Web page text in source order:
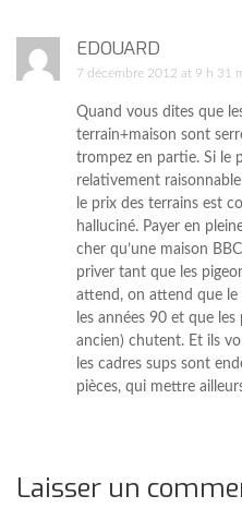
EDOUARD
7 décembre 2012 at 9 h 31
Quand vous dites que
terrain+maison sont
trompez en partie. Si le
relativement
le prix des terrains est
halluciné. Payer en
cher qu’une maison
priver tant que les
attend, on attend que le
les années 90 et que
ancien) chutent. Et ils
les cadres sups sont
pièces, qui mettre
Laisser un